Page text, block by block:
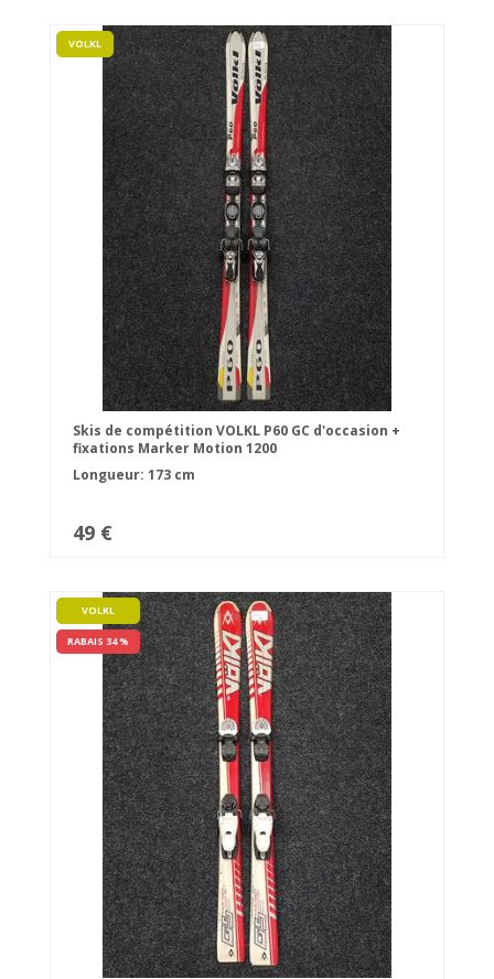
VOLKL
Skis de compétition VOLKL P60 GC d'occasion +
fixations Marker Motion 1200
Longueur: 173 cm
49 €
VOLKL
RABAIS 34 %